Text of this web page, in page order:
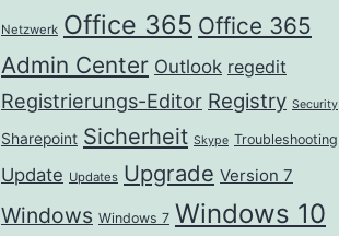
Netzwerk Office 365 Office 365
Admin Center Outlook regedit
Registrierungs-Editor Registry Security
Sharepoint Sicherheit Skype Troubleshooting
Update Updates Upgrade Version 7
Windows Windows 7 Windows 10